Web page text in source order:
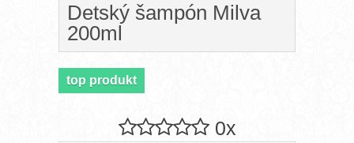
Detský šampón Milva
200ml
top produkt
0x